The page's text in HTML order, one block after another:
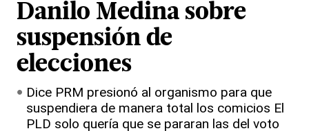
Danilo Medina sobre
suspensión de
elecciones
Dice PRM presionó al organismo para que
suspendiera de manera total los comicios El
PLD solo quería que se pararan las del voto